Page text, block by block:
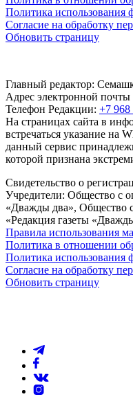
Политика использования
Согласие на обработку
Обновить страницу
Главный редактор:
Адрес электронной почты
Телефон Редакции: +7 968
На страницах сайта в
встречаться указание на
данный сервис
которой признана
Свидетельство о
Учредители: Общество с
«Дважды два», Общество
«Редакция газеты
Правила использования
Политика в отношении
Политика использования
Согласие на обработку
Обновить страницу